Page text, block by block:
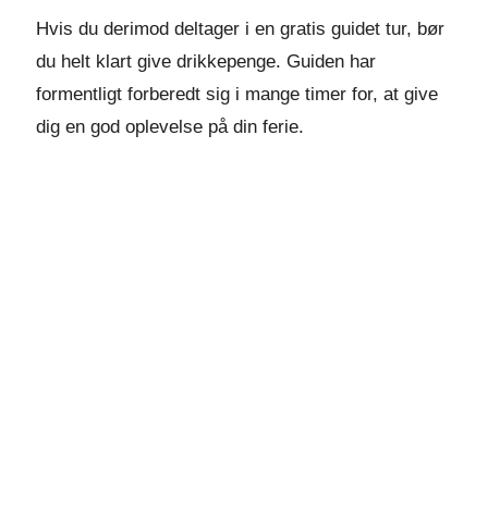
Hvis du derimod deltager i en gratis guidet tur, bør
du helt klart give drikkepenge. Guiden har
formentligt forberedt sig i mange timer for, at give
dig en god oplevelse på din ferie.